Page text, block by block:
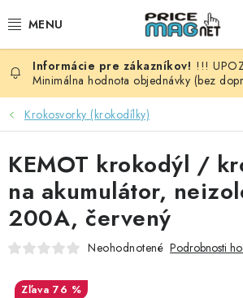
na
BATÉRIE
AUDIO - VIDEO
AUTO HI-FI
AUTOMOBIL
DOMÁCNOSŤ
ELEKTROINŠTALAČNÝ MATERIÁL
!!!
Minimálna hodnota objednávky (bez
Krokosvorky (krokodílky)
KEMOT krokodýl /
na akumulátor,
200A, červený
Neohodnotené Podrobnosti
76 %